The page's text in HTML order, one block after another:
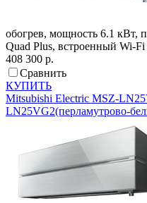
обогрев, мощность 6.1 кВт,
Quad Plus, встроенный Wi-
408 300 р.
Сравнить
КУПИТЬ
Mitsubishi Electric MSZ-
LN25VG2(перламутрово-